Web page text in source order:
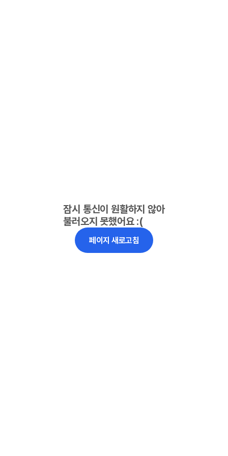
잠시 통신이 원활하지 않아
불러오지 못했어요 :(
페이지 새로고침